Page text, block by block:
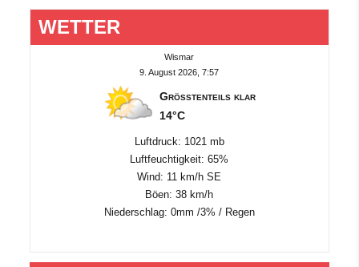
WETTER
Wismar
9. August 2026, 7:57
Größtenteils klar
14°C
Luftdruck: 1021 mb
Luftfeuchtigkeit: 65%
Wind: 11 km/h SE
Böen: 38 km/h
Niederschlag: 0mm /3% / Regen